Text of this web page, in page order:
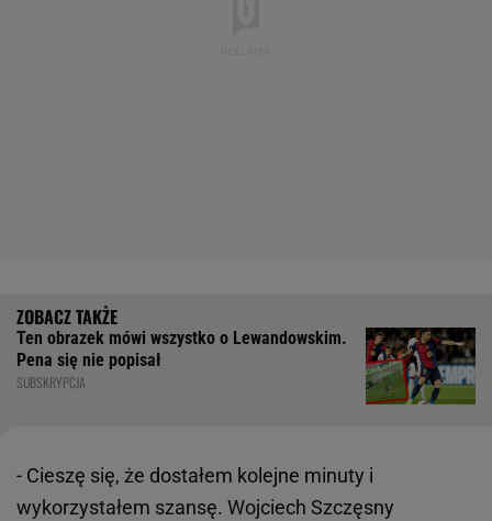
Ten obrazek mówi wszystko o Lewandowskim.
Pena się nie popisał
SUBSKRYPCJA
- Cieszę się, że dostałem kolejne minuty i
wykorzystałem szansę. Wojciech Szczęsny